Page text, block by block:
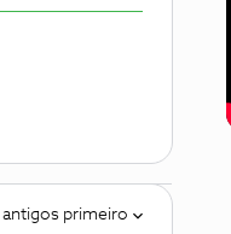
antigos primeiro